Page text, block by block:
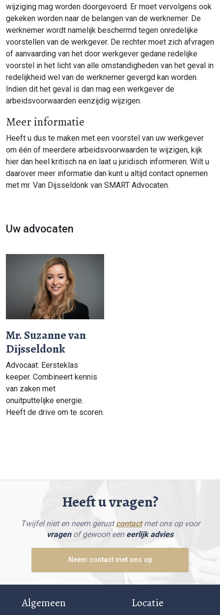
wijziging mag worden doorgevoerd. Er moet vervolgens ook
gekeken worden naar de belangen van de werknemer. De
werknemer wordt namelijk beschermd tegen onredelijke
voorstellen van de werkgever. De rechter moet zich afvragen
of aanvaarding van het door werkgever gedane redelijke
voorstel in het licht van alle omstandigheden van het geval in
redelijkheid wel van de werknemer gevergd kan worden.
Indien dit het geval is dan mag een werkgever de
arbeidsvoorwaarden eenzijdig wijzigen.
Meer informatie
Heeft u dus te maken met een voorstel van uw werkgever
om één of meerdere arbeidsvoorwaarden te wijzigen, kijk
hier dan heel kritisch na en laat u juridisch informeren. Wilt u
daarover meer informatie dan kunt u altijd contact opnemen
met mr. Van Dijsseldonk van SMART Advocaten.
Uw advocaten
Mr. Suzanne van
Dijsseldonk
Advocaat: Eersteklas
keeper. Combineert kennis
van zaken met
onuitputtelijke energie.
Heeft de drive om te scoren.
Heeft u vragen?
Twijfel niet en neem gerustcontactmet ons op voor
vragenof gewoon een eerlijk advies
Neem contact met ons op
Algemeen Locatie